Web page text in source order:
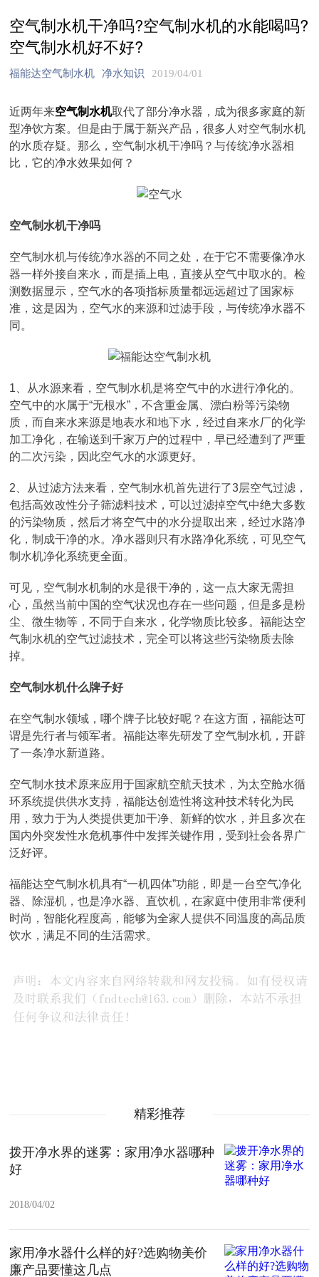
空气制水机干净吗?空气制水机的水能喝吗?
空气制水机好不好?
福能达空气制水机 净水知识 2019/04/01
近两年来空气制水机取代了部分净水器，成为很多家庭的新
型净饮方案。但是由于属于新兴产品，很多人对空气制水机
的水质存疑。那么，空气制水机干净吗？与传统净水器相
比，它的净水效果如何？
空气制水机干净吗
空气制水机与传统净水器的不同之处，在于它不需要像净水
器一样外接自来水，而是插上电，直接从空气中取水的。检
测数据显示，空气水的各项指标质量都远远超过了国家标
准，这是因为，空气水的来源和过滤手段，与传统净水器不
同。
1、从水源来看，空气制水机是将空气中的水进行净化的。
空气中的水属于“无根水”，不含重金属、漂白粉等污染物
质，而自来水来源是地表水和地下水，经过自来水厂的化学
加工净化，在输送到千家万户的过程中，早已经遭到了严重
的二次污染，因此空气水的水源更好。
2、从过滤方法来看，空气制水机首先进行了3层空气过滤，
包括高效改性分子筛滤料技术，可以过滤掉空气中绝大多数
的污染物质，然后才将空气中的水分提取出来，经过水路净
化，制成干净的水。净水器则只有水路净化系统，可见空气
制水机净化系统更全面。
可见，空气制水机制的水是很干净的，这一点大家无需担
心，虽然当前中国的空气状况也存在一些问题，但是多是粉
尘、微生物等，不同于自来水，化学物质比较多。福能达空
气制水机的空气过滤技术，完全可以将这些污染物质去除
掉。
空气制水机什么牌子好
在空气制水领域，哪个牌子比较好呢？在这方面，福能达可
谓是先行者与领军者。福能达率先研发了空气制水机，开辟
了一条净水新道路。
空气制水技术原来应用于国家航空航天技术，为太空舱水循
环系统提供供水支持，福能达创造性将这种技术转化为民
用，致力于为人类提供更加干净、新鲜的饮水，并且多次在
国内外突发性水危机事件中发挥关键作用，受到社会各界广
泛好评。
福能达空气制水机具有“一机四体”功能，即是一台空气净化
器、除湿机，也是净水器、直饮机，在家庭中使用非常便利
时尚，智能化程度高，能够为全家人提供不同温度的高品质
饮水，满足不同的生活需求。
精彩推荐
拨开净水界的迷雾：家用净水器哪种
好
2018/04/02
家用净水器什么样的好?选购物美价
廉产品要懂这几点